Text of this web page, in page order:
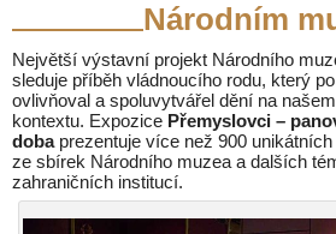
Národním
Největší výstavní projekt Národního
sleduje příběh vládnoucího rodu, který
ovlivňoval a spoluvytvářel dění na
kontextu. Expozice Přemyslovci –
dobaprezentuje více než 900
ze sbírek Národního muzea a dalších
zahraničních institucí.